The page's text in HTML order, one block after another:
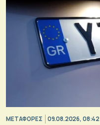
ΜΕΤΑΦΟΡΕΣ 09.08.2026, 08:42